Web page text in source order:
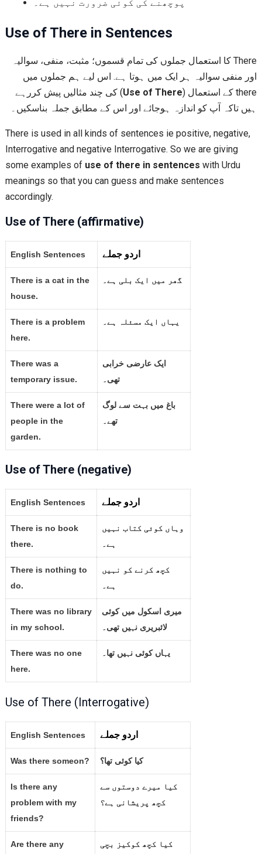
پوچھنے کی کوئی ضرورت نہیں ہے۔
Use of There in Sentences
There کا استعمال جملوں کی تمام قسموں؛ مثبت، منفی، سوالیہ
اور منفی سوالیہ ہر ایک میں ہوتا ہے. اس لیے ہم جملوں میں
there کے استعمال (
Use of There) کی چند مثالیں پیش کررہے
ہیں تاکہ آپ کو اندازہ ہوجائے اور اس کے مطابق جملہ بناسکیں۔
There is used in all kinds of sentences ie positive, negative,
Interrogative and negative Interrogative. So we are giving
some examples of use of there in sentences with Urdu
meanings so that you can guess and make sentences
accordingly.
Use of There (affirmative)
English Sentences اردو جملے
There is a cat in the
house.
گھر میں ایک بلی ہے۔
There is a problem
here.
یہاں ایک مسئلہ ہے۔
There was a
temporary issue.
ایک عارضی خرابی
تھی۔
There were a lot of
people in the
garden.
باغ میں بہت سے لوگ
تھے۔
Use of There (negative)
English Sentences اردو جملے
There is no book
there.
وہاں کوئی کتاب نہیں
ہے۔
There is nothing to
do.
کچھ کرنے کو نہیں
ہے۔
There was no library
in my school.
میری اسکول میں کوئی
لائبریری نہیں تھی۔
There was no one
here.
یہاں کوئی نہیں تھا۔
Use of There (Interrogative)
English Sentences اردو جملے
Was there someon? کیا کوئی تھا؟
Is there any
problem with my
friends?
کیا میرے دوستوں سے
کچھ پریشانی ہے؟
Are there any کیا کچھ کوکیز بچی